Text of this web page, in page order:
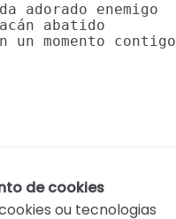
adorado enemigo
abatido
un momento contigo
de cookies
ou tecnologias